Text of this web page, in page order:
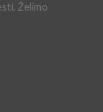
Želimo